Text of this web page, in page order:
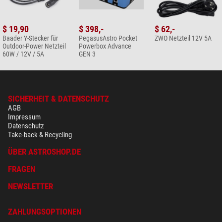
$ 19,90
Baader Y-Stecker für
Outdoor-Power Netzteil
60W / 12V / 5A
$ 398,-
PegasusAstro Pocket
Powerbox Advance
GEN 3
$ 62,-
ZWO Netzteil 12V 5A
SICHERHEIT & DATENSCHUTZ
AGB
Impressum
Datenschutz
Take-back & Recycling
ÜBER ASTROSHOP.DE
FRAGEN
NEWSLETTER
ZAHLUNGSOPTIONEN